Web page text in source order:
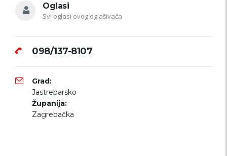
Oglasi
Svi oglasi ovog oglašivača
098/137-8107
Grad:
Jastrebarsko
Županija:
Zagrebačka